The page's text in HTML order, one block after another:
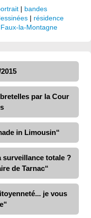
| bandes
| résidence
Faux-la-Montagne
par la Cour
in Limousin“
surveillance totale ?
de Tarnac“
je vous